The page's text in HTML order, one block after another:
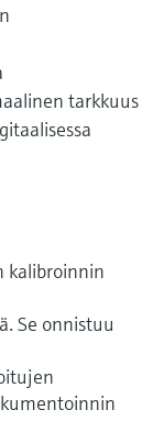
tarkkuus
kalibroinnin
Se onnistuu